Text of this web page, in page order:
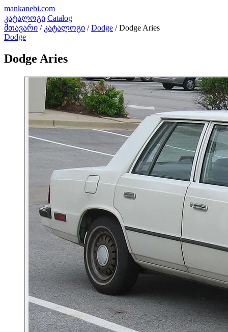
mankanebi.com
კატალოგი Catalog
მთავარი / კატალოგი / Dodge / Dodge Aries
Dodge
Dodge Aries